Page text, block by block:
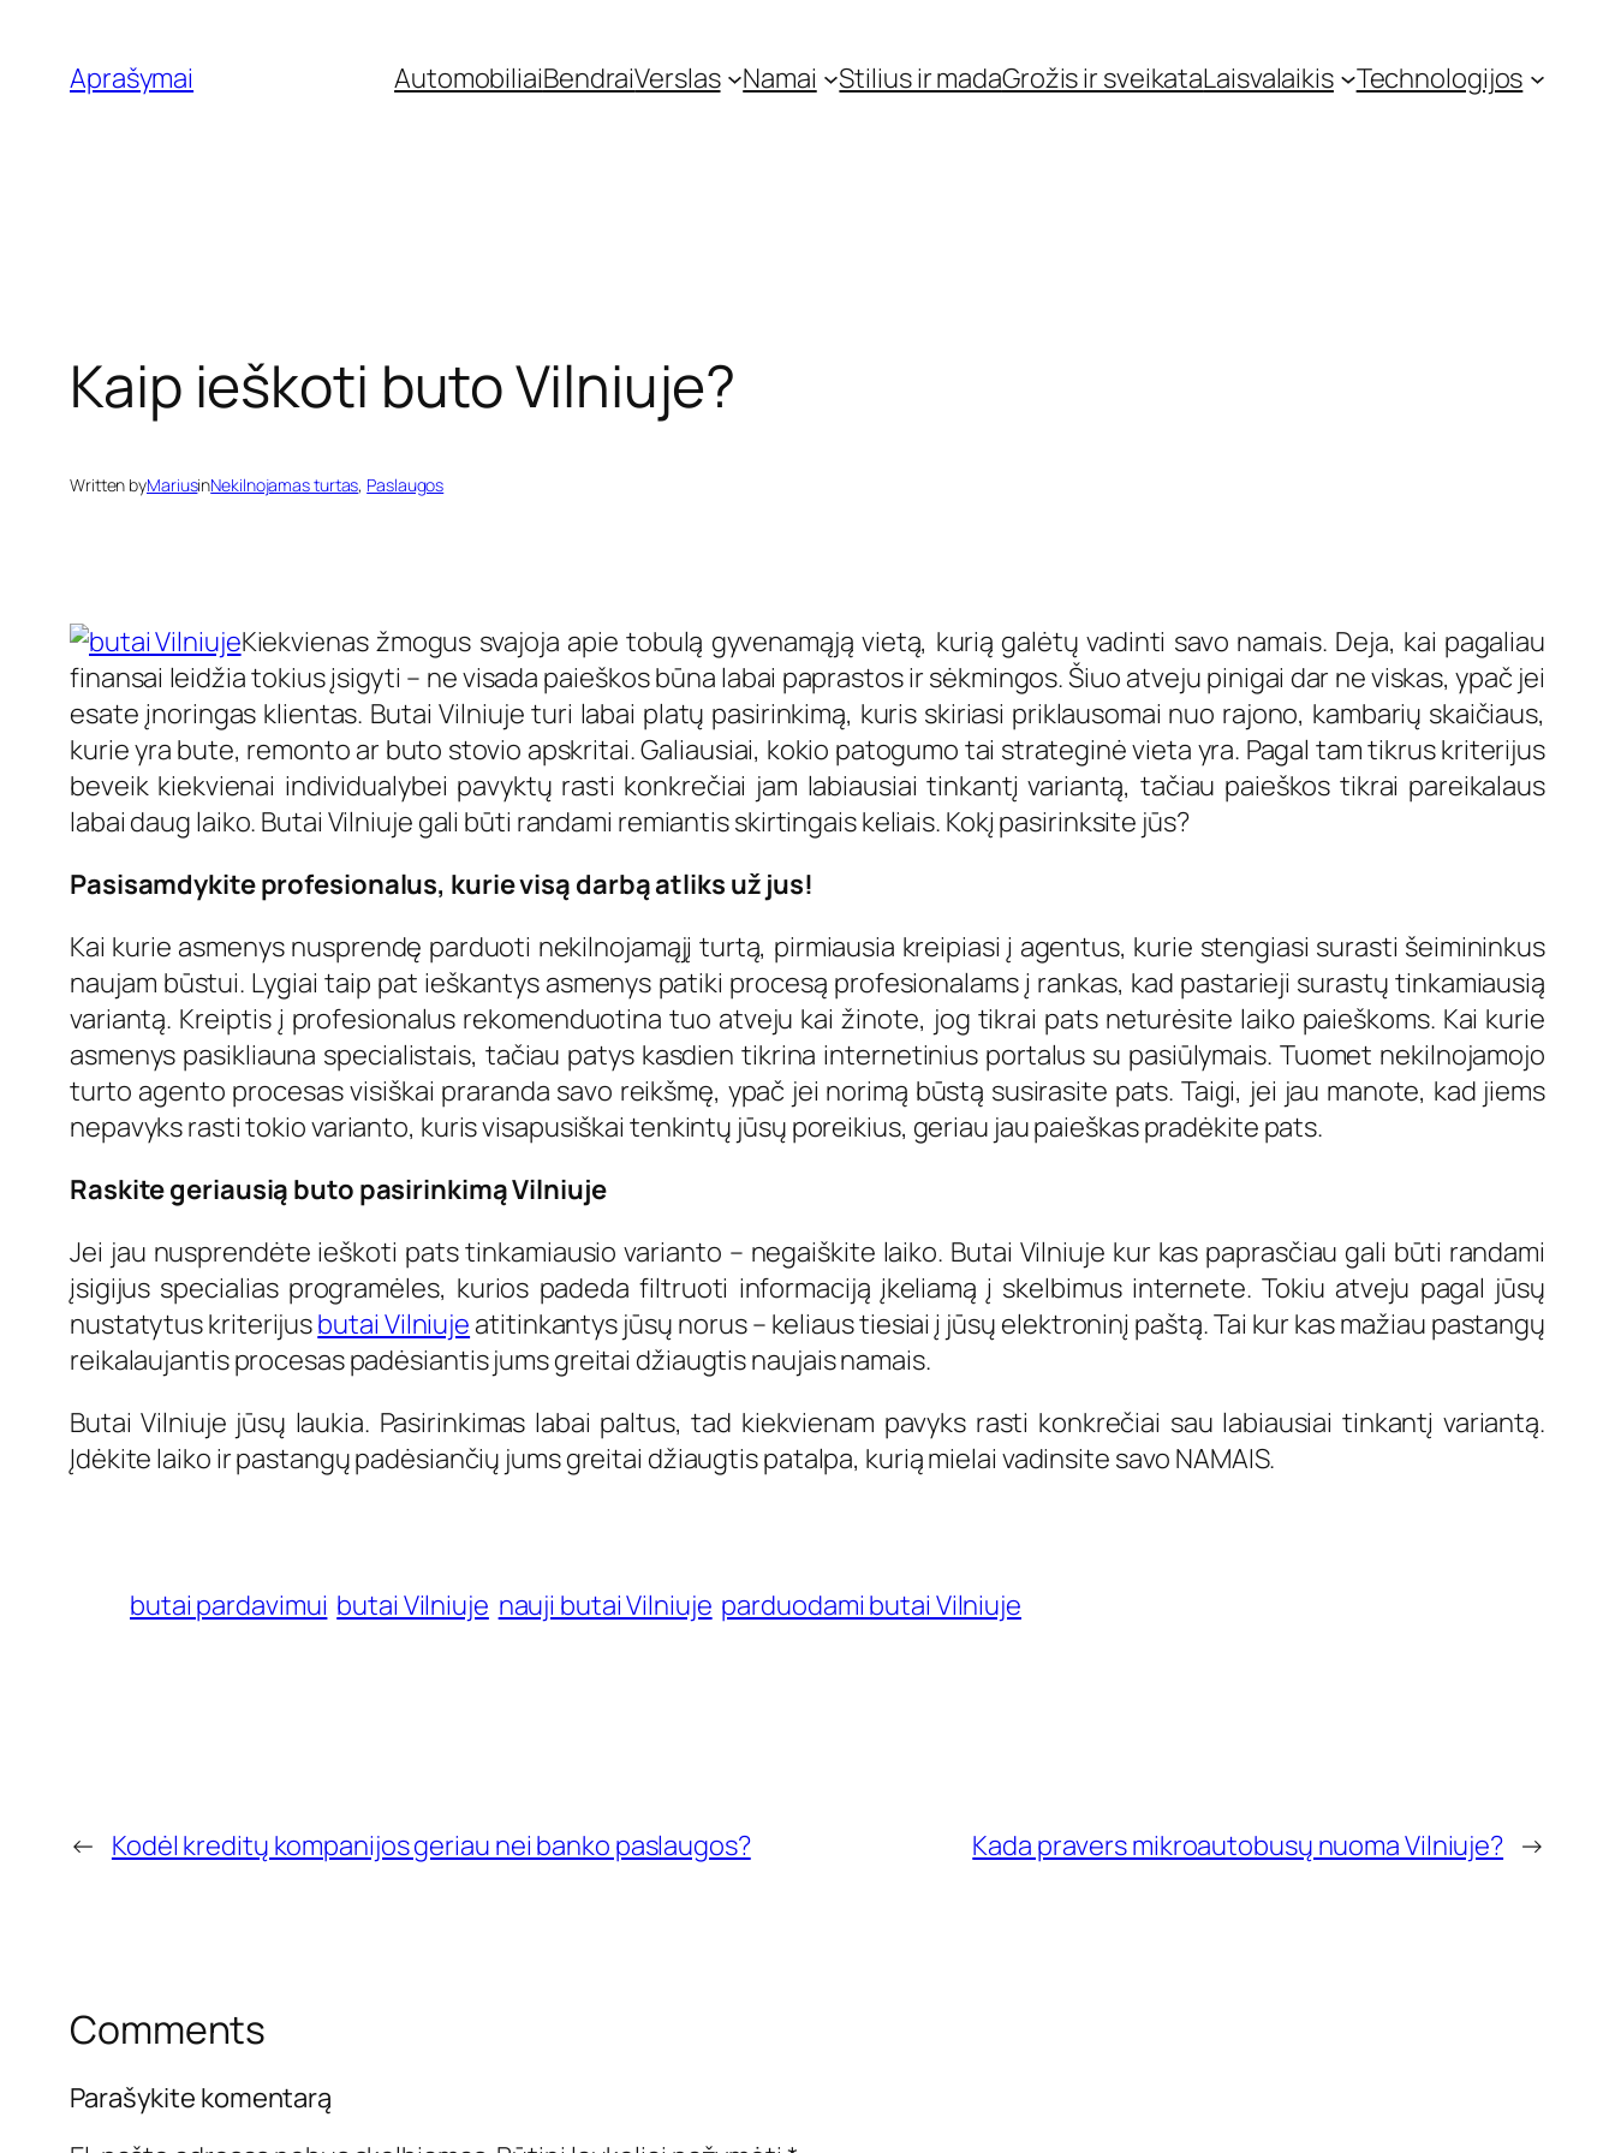
turinio
Aprašymai AutomobiliaiBendraiVerslas Namai Stilius ir madaGrožis ir sveikataLaisvalaikis Technologijos
Kaip ieškoti buto Vilniuje?
Written byMariusinNekilnojamas turtas, Paslaugos
Kiekvienas žmogus svajoja apie tobulą gyvenamąją vietą, kurią galėtų vadinti savo namais. Deja, kai pagaliau
finansai leidžia tokius įsigyti – ne visada paieškos būna labai paprastos ir sėkmingos. Šiuo atveju pinigai dar ne viskas, ypač jei
esate įnoringas klientas. Butai Vilniuje turi labai platų pasirinkimą, kuris skiriasi priklausomai nuo rajono, kambarių skaičiaus,
kurie yra bute, remonto ar buto stovio apskritai. Galiausiai, kokio patogumo tai strateginė vieta yra. Pagal tam tikrus kriterijus
beveik kiekvienai individualybei pavyktų rasti konkrečiai jam labiausiai tinkantį variantą, tačiau paieškos tikrai pareikalaus
labai daug laiko. Butai Vilniuje gali būti randami remiantis skirtingais keliais. Kokį pasirinksite jūs?
Pasisamdykite profesionalus, kurie visą darbą atliks už jus!
Kai kurie asmenys nusprendę parduoti nekilnojamąjį turtą, pirmiausia kreipiasi į agentus, kurie stengiasi surasti šeimininkus
naujam būstui. Lygiai taip pat ieškantys asmenys patiki procesą profesionalams į rankas, kad pastarieji surastų tinkamiausią
variantą. Kreiptis į profesionalus rekomenduotina tuo atveju kai žinote, jog tikrai pats neturėsite laiko paieškoms. Kai kurie
asmenys pasikliauna specialistais, tačiau patys kasdien tikrina internetinius portalus su pasiūlymais. Tuomet nekilnojamojo
turto agento procesas visiškai praranda savo reikšmę, ypač jei norimą būstą susirasite pats. Taigi, jei jau manote, kad jiems
nepavyks rasti tokio varianto, kuris visapusiškai tenkintų jūsų poreikius, geriau jau paieškas pradėkite pats.
Raskite geriausią buto pasirinkimą Vilniuje
Jei jau nusprendėte ieškoti pats tinkamiausio varianto – negaiškite laiko. Butai Vilniuje kur kas paprasčiau gali būti randami
įsigijus specialias programėles, kurios padeda filtruoti informaciją įkeliamą į skelbimus internete. Tokiu atveju pagal jūsų
nustatytus kriterijusbutai Vilniuje atitinkantys jūsų norus – keliaus tiesiai į jūsų elektroninį paštą. Tai kur kas mažiau pastangų
reikalaujantis procesas padėsiantis jums greitai džiaugtis naujais namais.
Butai Vilniuje jūsų laukia. Pasirinkimas labai paltus, tad kiekvienam pavyks rasti konkrečiai sau labiausiai tinkantį variantą.
Įdėkite laiko ir pastangų padėsiančių jums greitai džiaugtis patalpa, kurią mielai vadinsite savo NAMAIS.
butai pardavimui butai Vilniuje nauji butai Vilniuje parduodami butai Vilniuje
← Kodėl kreditų kompanijos geriau nei banko paslaugos? Kada pravers mikroautobusų nuoma Vilniuje? →
Comments
Parašykite komentarą